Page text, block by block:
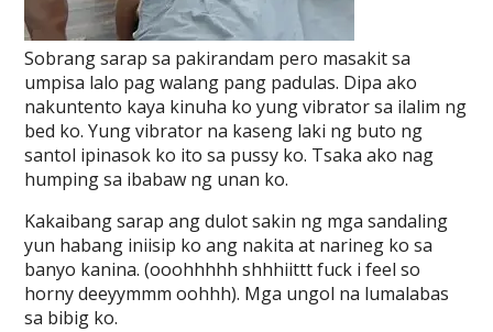
Sobrang sarap sa pakirandam pero masakit sa
umpisa lalo pag walang pang padulas. Dipa ako
nakuntento kaya kinuha ko yung vibrator sa ilalim ng
bed ko. Yung vibrator na kaseng laki ng buto ng
santol ipinasok ko ito sa pussy ko. Tsaka ako nag
humping sa ibabaw ng unan ko.
Kakaibang sarap ang dulot sakin ng mga sandaling
yun habang iniisip ko ang nakita at narineg ko sa
banyo kanina. (ooohhhhh shhhiittt fuck i feel so
horny deeyymmm oohhh). Mga ungol na lumalabas
sa bibig ko.